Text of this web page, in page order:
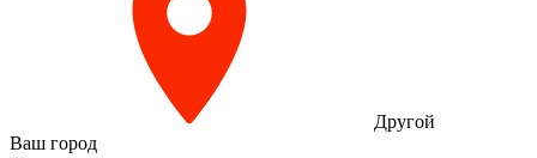
Другой
Ваш город